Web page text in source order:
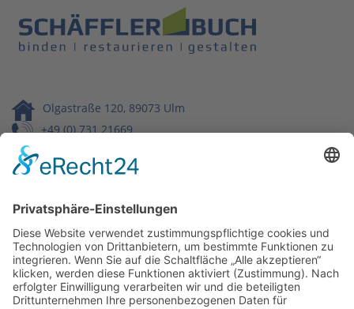
Olgastraße 120, 89073 Ulm
+49 (0) 731 21669
Wir benötigen Ihre Zustimmung,
um den Google Maps-Service zu
laden!
Wir verwenden einen Service eines
Drittanbieters, um Karteninhalte einzubetten.